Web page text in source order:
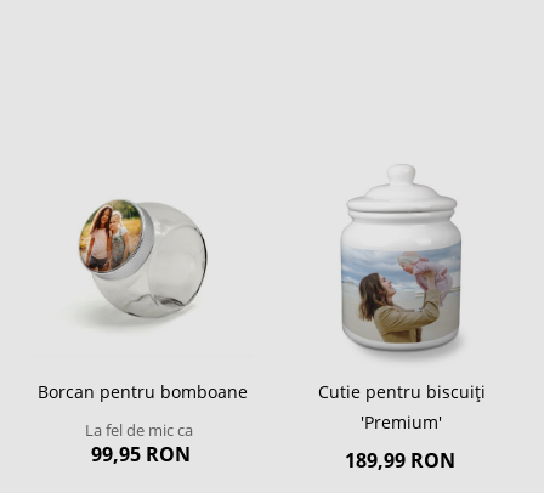
Borcan pentru bomboane
La fel de mic ca
99,95 RON
Cutie pentru biscuiți
'Premium'
189,99 RON